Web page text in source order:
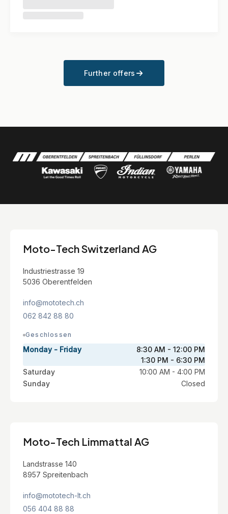
Further offers
Moto-Tech Switzerland AG
Industriestrasse 19
5036 Oberentfelden
info@mototech.ch
062 842 88 80
Geschlossen
Monday - Friday
8:30 AM - 12:00 PM
1:30 PM - 6:30 PM
Saturday
10:00 AM - 4:00 PM
Sunday
Closed
Moto-Tech Limmattal AG
Landstrasse 140
8957 Spreitenbach
info@mototech-lt.ch
056 404 88 88